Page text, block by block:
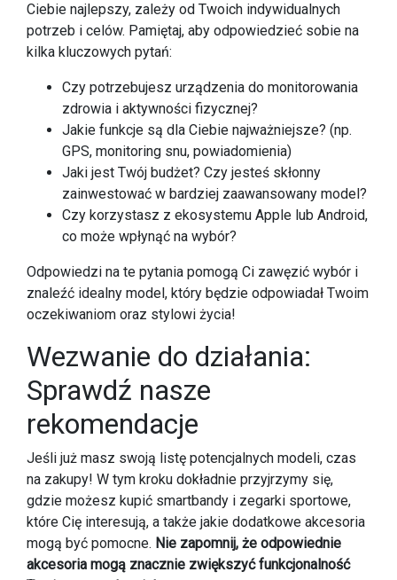
Ciebie najlepszy, zależy od Twoich indywidualnych
potrzeb i celów. Pamiętaj, aby odpowiedzieć sobie na
kilka kluczowych pytań:
Czy potrzebujesz urządzenia do monitorowania
zdrowia i aktywności fizycznej?
Jakie funkcje są dla Ciebie najważniejsze? (np.
GPS, monitoring snu, powiadomienia)
Jaki jest Twój budżet? Czy jesteś skłonny
zainwestować w bardziej zaawansowany model?
Czy korzystasz z ekosystemu Apple lub Android,
co może wpłynąć na wybór?
Odpowiedzi na te pytania pomogą Ci zawęzić wybór i
znaleźć idealny model, który będzie odpowiadał Twoim
oczekiwaniom oraz stylowi życia!
Wezwanie do działania:
Sprawdź nasze
rekomendacje
Jeśli już masz swoją listę potencjalnych modeli, czas
na zakupy! W tym kroku dokładnie przyjrzymy się,
gdzie możesz kupić smartbandy i zegarki sportowe,
które Cię interesują, a także jakie dodatkowe akcesoria
mogą być pomocne. Nie zapomnij, że odpowiednie
akcesoria mogą znacznie zwiększyć funkcjonalność